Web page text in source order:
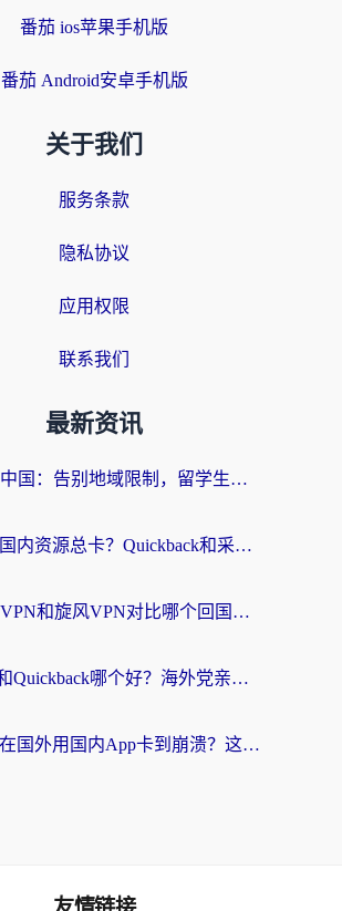
番茄 ios苹果手机版
番茄 Android安卓手机版
关于我们
服务条款
隐私协议
应用权限
联系我们
最新资讯
海外VPN中国：告别地域限制，留学生与华人如何轻松刷国内剧、玩国服？
海外党刷国内资源总卡？Quickback和采集蜂好用吗？这篇指南帮你避坑
ChickCN VPN和旋风VPN对比哪个回国效果更好？海外党亲测实用指南
ChickCN和Quickback哪个好？海外党亲测回国加速器，轻松解锁国内资源（附避坑指南）
华为手机在国外用国内App卡到崩溃？这篇加速器指南帮你无缝刷剧打游戏